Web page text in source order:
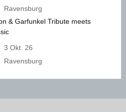
Ravensburg
& Garfunkel Tribute meets
3 Okt. 26
Ravensburg